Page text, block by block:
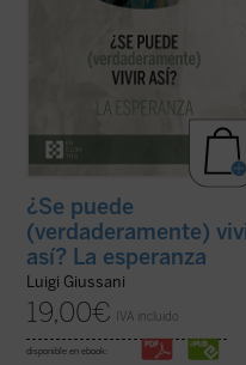
¿Se puede
(verdaderamente)
así? La esperanza
Luigi Giussani
19,00€ IVA incluido
disponible en ebook: